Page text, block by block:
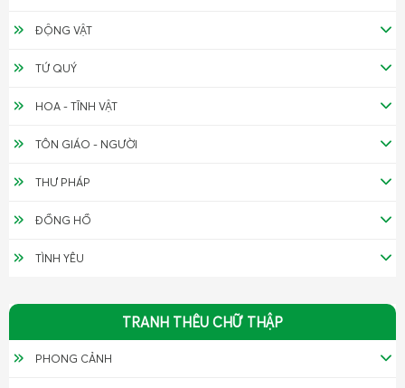
ĐỘNG VẬT
TỨ QUÝ
HOA - TĨNH VẬT
TÔN GIÁO - NGƯỜI
THƯ PHÁP
ĐỒNG HỒ
TÌNH YÊU
TRANH THÊU CHỮ THẬP
PHONG CẢNH